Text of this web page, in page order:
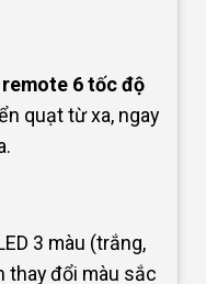
remote 6 tốc độ
quạt từ xa, ngay
3 màu (trắng,
thay đổi màu sắc